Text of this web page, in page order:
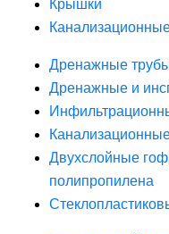
Крышки
Дренажные
Дренажные и
Двухслойные
полипропилена